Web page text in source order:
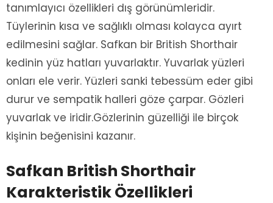
tanımlayıcı özellikleri dış görünümleridir.
Tüylerinin kısa ve sağlıklı olması kolayca ayırt
edilmesini sağlar. Safkan bir British Shorthair
kedinin yüz hatları yuvarlaktır. Yuvarlak yüzleri
onları ele verir. Yüzleri sanki tebessüm eder gibi
durur ve sempatik halleri göze çarpar. Gözleri
yuvarlak ve iridir.Gözlerinin güzelliği ile birçok
kişinin beğenisini kazanır.
Safkan British Shorthair
Karakteristik Özellikleri